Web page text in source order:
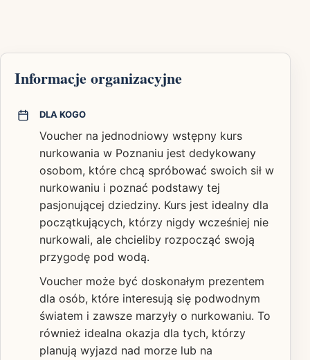
Informacje organizacyjne
DLA KOGO
Voucher na jednodniowy wstępny kurs
nurkowania w Poznaniu jest dedykowany
osobom, które chcą spróbować swoich sił w
nurkowaniu i poznać podstawy tej
pasjonującej dziedziny. Kurs jest idealny dla
początkujących, którzy nigdy wcześniej nie
nurkowali, ale chcieliby rozpocząć swoją
przygodę pod wodą.
Voucher może być doskonałym prezentem
dla osób, które interesują się podwodnym
światem i zawsze marzyły o nurkowaniu. To
również idealna okazja dla tych, którzy
planują wyjazd nad morze lub na